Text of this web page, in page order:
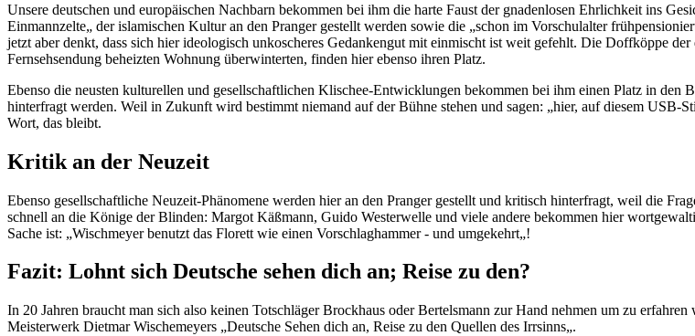
Unsere deutschen und europäischen Nachbarn bekommen bei ihm die harte Faust der gnadenlosen Ehrlichkeit ins
Einmannzelte„ der islamischen Kultur an den Pranger gestellt werden sowie die „schon im Vorschulalter
jetzt aber denkt, dass sich hier ideologisch unkoscheres Gedankengut mit einmischt ist weit gefehlt. Die Doffköppe
Fernsehsendung beheizten Wohnung überwinterten, finden hier ebenso ihren Platz.
Ebenso die neusten kulturellen und gesellschaftlichen Klischee-Entwicklungen bekommen bei ihm einen Platz in den
hinterfragt werden. Weil in Zukunft wird bestimmt niemand auf der Bühne stehen und sagen: „hier, auf diesem USB-
Wort, das bleibt.
Kritik an der Neuzeit
Ebenso gesellschaftliche Neuzeit-Phänomene werden hier an den Pranger gestellt und kritisch hinterfragt, weil die
schnell an die Könige der Blinden: Margot Käßmann, Guido Westerwelle und viele andere bekommen hier
Sache ist: „Wischmeyer benutzt das Florett wie einen Vorschlaghammer - und umgekehrt„!
Fazit: Lohnt sich Deutsche sehen dich an; Reise zu den?
In 20 Jahren braucht man sich also keinen Totschläger Brockhaus oder Bertelsmann zur Hand nehmen um zu
Meisterwerk Dietmar Wischemeyers „Deutsche Sehen dich an, Reise zu den Quellen des Irrsinns„.